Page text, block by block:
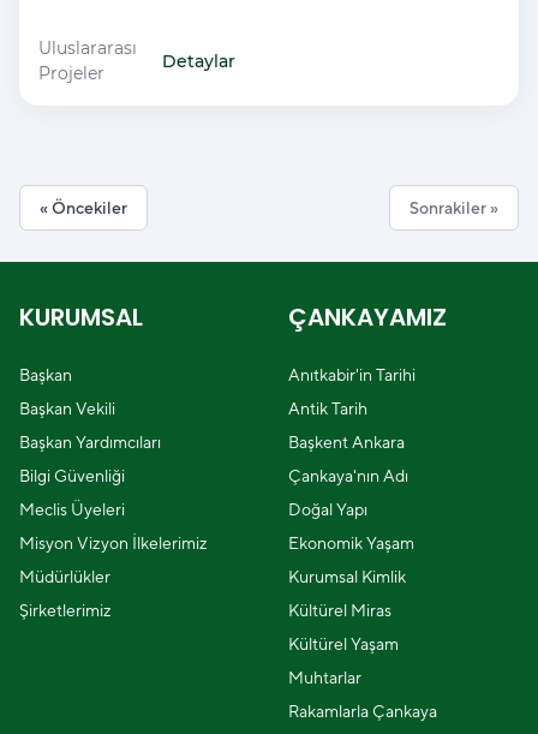
Başkanlar Sözleşmesi (Covenant of
Uluslararası
Projeler
Detaylar
« Öncekiler Sonrakiler »
KURUMSAL
Başkan
Başkan Vekili
Başkan Yardımcıları
Bilgi Güvenliği
Meclis Üyeleri
Misyon Vizyon İlkelerimiz
Müdürlükler
Şirketlerimiz
ÇANKAYAMIZ
Anıtkabir'in Tarihi
Antik Tarih
Başkent Ankara
Çankaya'nın Adı
Doğal Yapı
Ekonomik Yaşam
Kurumsal Kimlik
Kültürel Miras
Kültürel Yaşam
Muhtarlar
Rakamlarla Çankaya